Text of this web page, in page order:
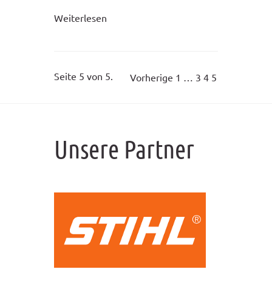
Weiterlesen
Seite 5 von 5. Vorherige 1 3 4 5
Unsere Partner